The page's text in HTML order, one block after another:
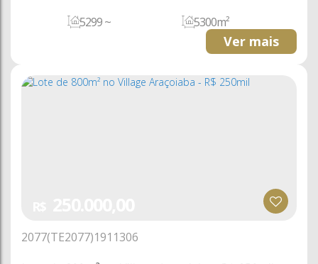
5299 ~
5300m²
Ver mais
2077(TE2077)1911306